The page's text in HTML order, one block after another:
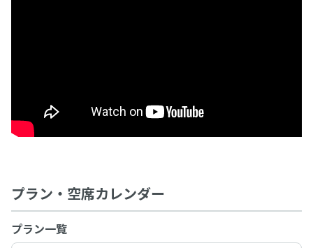
プラン・空席カレンダー
プラン一覧